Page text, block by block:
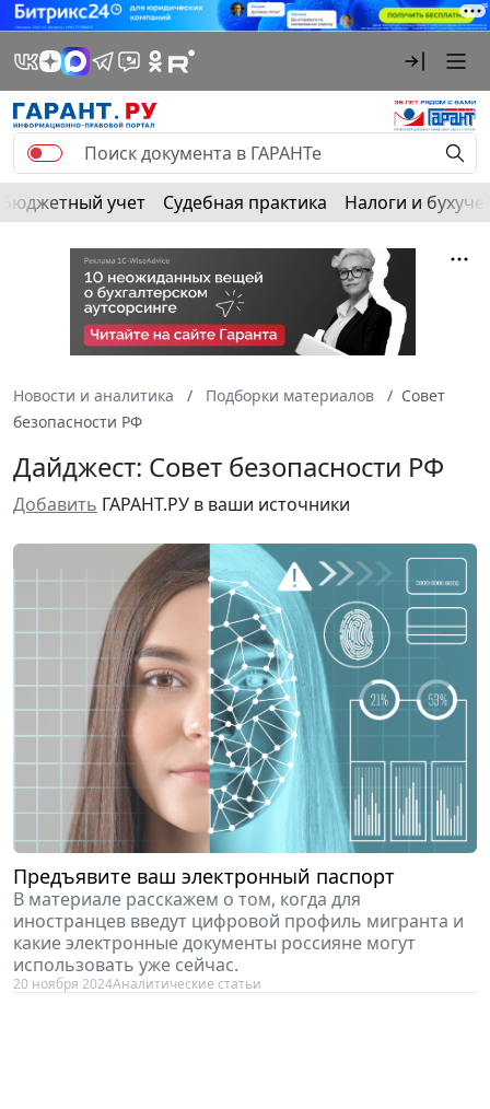
Бюджетный учет Судебная практика Налоги и
Новости и аналитика Подборки материалов
Совет
безопасности РФ
Дайджест: Совет безопасности РФ
Добавить ГАРАНТ.РУ в ваши источники
Предъявите ваш электронный паспорт
В материале расскажем о том, когда для
иностранцев введут цифровой профиль мигранта и
какие электронные документы россияне могут
использовать уже сейчас.
20 ноября 2024Аналитические статьи